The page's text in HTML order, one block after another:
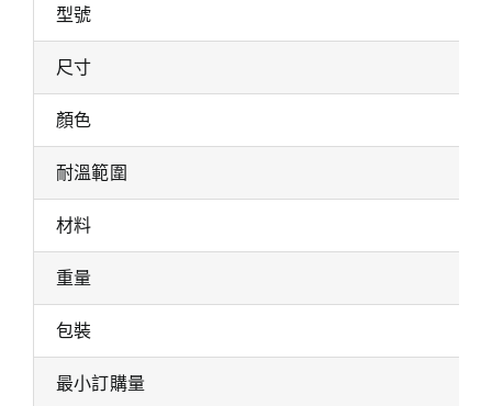
型號
尺寸
顏色
耐溫範圍
材料
重量
包裝
最小訂購量